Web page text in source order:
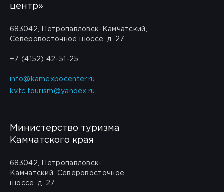
центр»
683042, Петропавловск-Камчатский,
Северовосточное шоссе, д. 27
+7 (4152) 42-51-25
info@kamexpocenter.ru
kvtc.tourism@yandex.ru
Министерство туризма
Камчатского края
683042, Петропавловск-
Камчатский, Северовосточное
шоссе, д. 27